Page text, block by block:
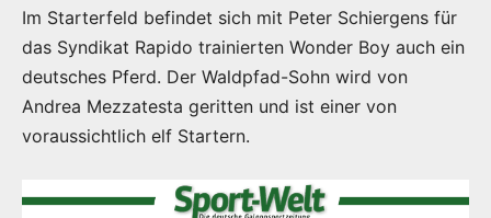
Im Starterfeld befindet sich mit Peter Schiergens für
das Syndikat Rapido trainierten Wonder Boy auch ein
deutsches Pferd. Der Waldpfad-Sohn wird von
Andrea Mezzatesta geritten und ist einer von
voraussichtlich elf Startern.